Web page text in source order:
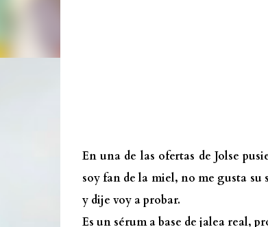
En una de las ofertas de Jolse
soy fan de la miel, no me gusta su
y dije voy a probar.
Es un sérum a base de jalea real,